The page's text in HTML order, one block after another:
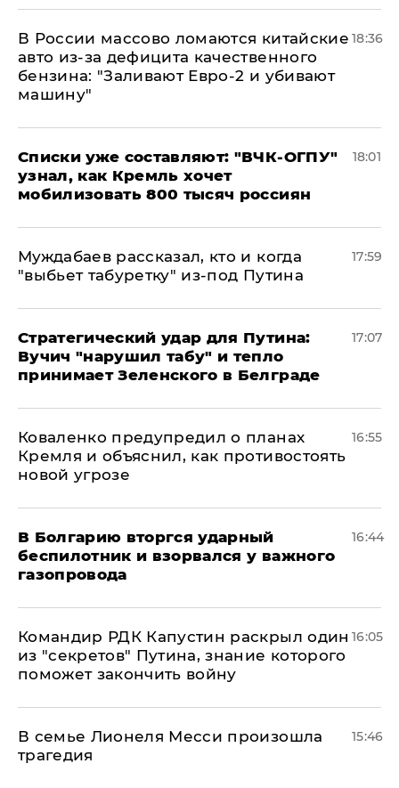
В России массово ломаются китайские
авто из-за дефицита качественного
бензина: "Заливают Евро-2 и убивают
машину"
18:36
Списки уже составляют: "ВЧК-ОГПУ"
узнал, как Кремль хочет
мобилизовать 800 тысяч россиян
18:01
Муждабаев рассказал, кто и когда
"выбьет табуретку" из-под Путина
17:59
Стратегический удар для Путина:
Вучич "нарушил табу" и тепло
принимает Зеленского в Белграде
17:07
Коваленко предупредил о планах
Кремля и объяснил, как противостоять
новой угрозе
16:55
В Болгарию вторгся ударный
беспилотник и взорвался у важного
газопровода
16:44
Командир РДК Капустин раскрыл один
из "секретов" Путина, знание которого
поможет закончить войну
16:05
В семье Лионеля Месси произошла
трагедия
15:46